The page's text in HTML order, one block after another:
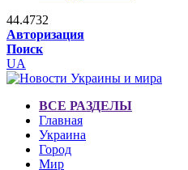
44.4732
Авторизация
Поиск
UA
ВСЕ РАЗДЕЛЫ
Главная
Украина
Город
Мир